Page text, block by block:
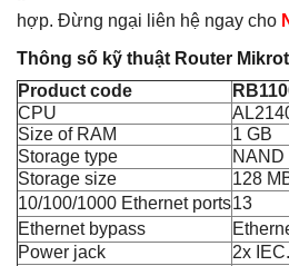
hợp. Đừng ngại liên hệ ngay cho
Thông số kỹ thuật Router
Product code
CPU
Size of RAM
1 GB
Storage type
NAND
Storage size
128
10/100/1000 Ethernet ports13
Ethernet bypass
Power jack
2x